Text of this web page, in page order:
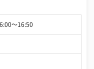
〜16:50